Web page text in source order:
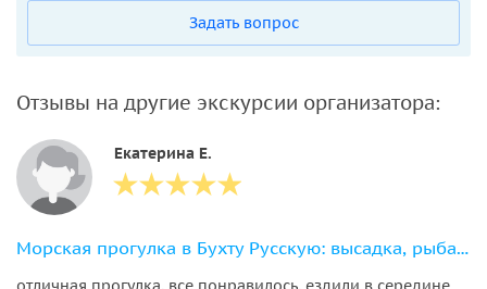
Задать вопрос
Отзывы на другие экскурсии организатора:
Екатерина Е.
Морская прогулка в Бухту Русскую: высадка, рыбалка и крабовое сафари